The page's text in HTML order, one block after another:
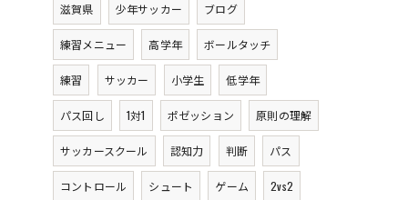
滋賀県 少年サッカー ブログ
練習メニュー 高学年 ボールタッチ
練習 サッカー 小学生 低学年
パス回し 1対1 ポゼッション 原則の理解
サッカースクール 認知力 判断 パス
コントロール シュート ゲーム 2vs2